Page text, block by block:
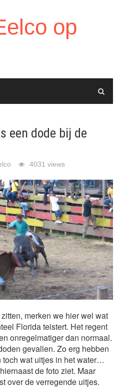
op
een dode bij de
4031 views
merken we hier wel wat
Florida teistert. Het regent
onregelmatiger dan normaal.
gevallen. Zo erg hebben
toch wat uitjes in het water…
de foto ziet. Maar
over de verregende uitjes.